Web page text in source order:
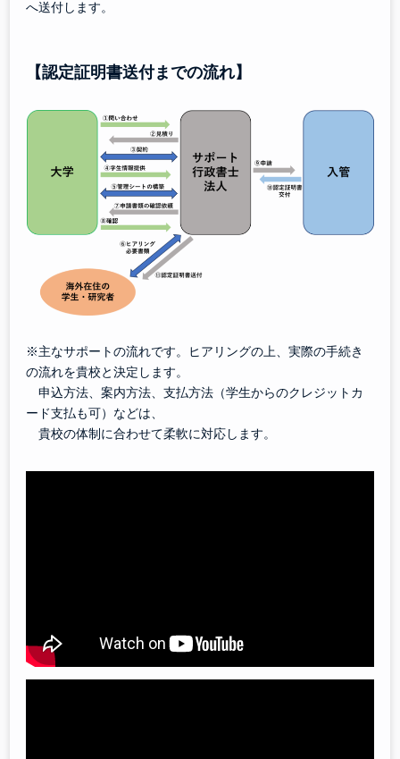
へ送付します。
【認定証明書送付までの流れ】
※主なサポートの流れです。ヒアリングの上、実際の手続き
の流れを貴校と決定します。
申込方法、案内方法、支払方法（学生からのクレジットカ
ード支払も可）などは、
貴校の体制に合わせて柔軟に対応します。